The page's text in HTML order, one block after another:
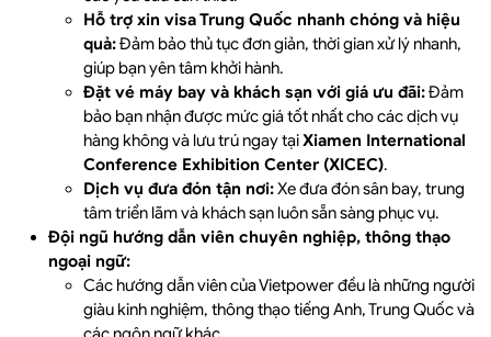
Hỗ trợ xin visa Trung Quốc nhanh chóng và hiệu
quả:Đảm bảo thủ tục đơn giản, thời gian xử lý nhanh,
giúp bạn yên tâm khởi hành.
Đặt vé máy bay và khách sạn với giá ưu đãi:Đảm
bảo bạn nhận được mức giá tốt nhất cho các dịch vụ
hàng không và lưu trú ngay tạiXiamen International
Conference Exhibition Center (XICEC).
Dịch vụ đưa đón tận nơi:Xe đưa đón sân bay, trung
tâm triển lãm và khách sạn luôn sẵn sàng phục vụ.
Đội ngũ hướng dẫn viên chuyên nghiệp, thông thạo
ngoại ngữ:
Các hướng dẫn viên của Vietpower đều là những người
giàu kinh nghiệm, thông thạo tiếng Anh, Trung Quốc và